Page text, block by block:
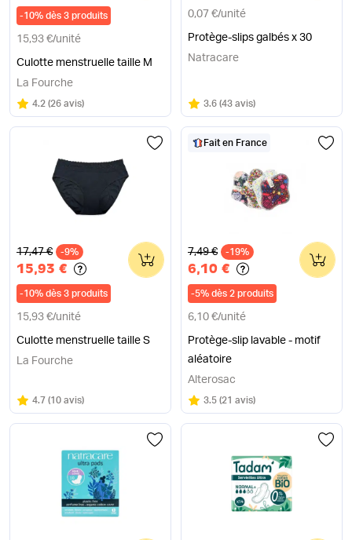
-10% dès 3 produits
15,93 €/unité
Culotte menstruelle taille M
La Fourche
Note
4.2 sur 5
(26 avis)
0,07 €/unité
Protège-slips galbés x 30
Natracare
Note
3.6 sur 5
(43 avis)
Ancien prix
17,47 € -9%
15,93 €
-10% dès 3 produits
15,93 €/unité
Culotte menstruelle taille S
0
La Fourche
Note
4.7 sur 5
(10 avis)
Fait en France
Ancien prix
7,49 € -19%
6,10 €
-5% dès 2 produits
6,10 €/unité
Protège-slip lavable - motif
aléatoire
0
Alterosac
Note
3.5 sur 5
(21 avis)